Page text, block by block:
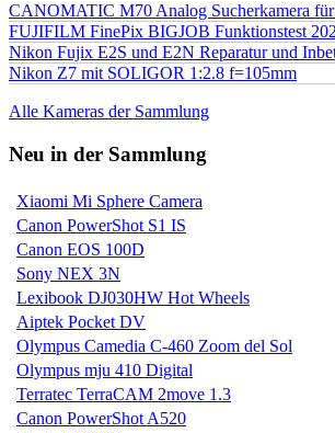
CANOMATIC M70 Analog Sucherkamera
FUJIFILM FinePix BIGJOB Funktionstest
Nikon Fujix E2S und E2N Reparatur und
Nikon Z7 mit SOLIGOR 1:2.8 f=105mm
Alle Kameras der Sammlung
Neu in der Sammlung
Xiaomi Mi Sphere Camera
Canon PowerShot S1 IS
Canon EOS 100D
Sony NEX 3N
Lexibook DJ030HW Hot Wheels
Aiptek Pocket DV
Olympus Camedia C-460 Zoom del Sol
Olympus mju 410 Digital
Terratec TerraCAM 2move 1.3
Canon PowerShot A520